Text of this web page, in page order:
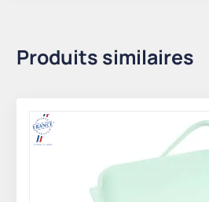
Produits similaires